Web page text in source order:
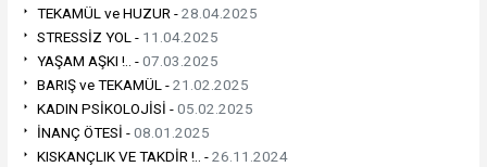
TEKAMÜL ve HUZUR -28.04.2025
STRESSİZ YOL - 11.04.2025
YAŞAM AŞKI !.. -07.03.2025
BARIŞ ve TEKAMÜL -21.02.2025
KADIN PSİKOLOJİSİ -05.02.2025
İNANÇ ÖTESİ -08.01.2025
KISKANÇLIK VE TAKDİR !.. -26.11.2024